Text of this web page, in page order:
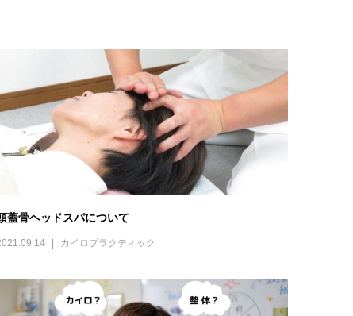
蓋骨ヘッドスパについて
カイロプラクティック